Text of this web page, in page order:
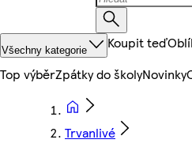
Všechny kategorie Koupit teď
Top výběrZpátky do školyNovinky
Trvanlivé